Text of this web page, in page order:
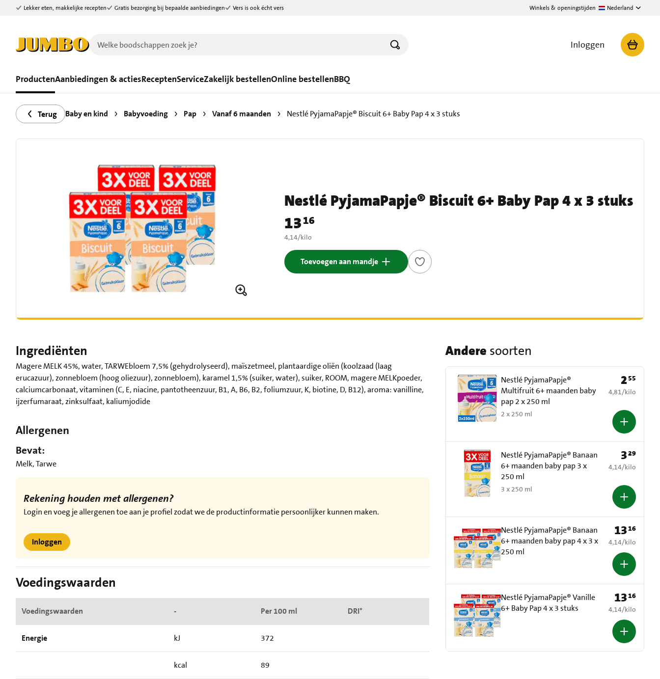
Ga naar zoeken
Ga naar hoofdinhoud
Lekker eten, makkelijke recepten Gratis bezorging bij bepaalde aanbiedingen Vers is ook écht vers Winkels & openingstijden Nederland
Inloggen
ProductenAanbiedingen & actiesReceptenServiceZakelijk bestellenOnline bestellenBBQ
Terug Baby en kind Babyvoeding Pap Vanaf 6 maanden Nestlé PyjamaPapje® Biscuit 6+ Baby Pap 4 x 3 stuks
Nestlé PyjamaPapje® Biscuit 6+ Baby Pap 4 x 3 stuks
Prijs: € 13,16
1316
€ 4,14 per kilo
4,14/kilo
Toevoegen aan mandje
Ingrediënten
Magere MELK 45%, water, TARWEbloem 7,5% (gehydrolyseerd), maïszetmeel, plantaardige oliën (koolzaad (laag
erucazuur), zonnebloem (hoog oliezuur), zonnebloem), karamel 1,5% (suiker, water), suiker, ROOM, magere MELKpoeder,
calciumcarbonaat, vitaminen (C, E, niacine, pantotheenzuur, B1, A, B6, B2, foliumzuur, K, biotine, D, B12), aroma: vanilline,
ijzerfumaraat, zinksulfaat, kaliumjodide
Allergenen
Bevat:
Melk, Tarwe
Rekening houden met allergenen?
Login en voeg je allergenen toe aan je profiel zodat we de productinformatie persoonlijker kunnen maken.
Inloggen
Voedingswaarden
Voedingswaarden - Per 100 ml DRI*
Energie kJ 372
kcal 89
Andere soorten
Nestlé PyjamaPapje®
Multifruit 6+ maanden baby
pap 2 x 250 ml
2 x 250 ml
Prijs: € 2,55
255
€ 4,81 per kilo
4,81/kilo
Nestlé PyjamaPapje® Banaan
6+ maanden baby pap 3 x
250 ml
3 x 250 ml
Prijs: € 3,29
329
€ 4,14 per kilo
4,14/kilo
Nestlé PyjamaPapje® Banaan
6+ maanden baby pap 4 x 3 x
250 ml
Prijs: € 13,16
1316
€ 4,14 per kilo
4,14/kilo
Nestlé PyjamaPapje® Vanille
6+ Baby Pap 4 x 3 stuks
Prijs: € 13,16
1316
€ 4,14 per kilo
4,14/kilo